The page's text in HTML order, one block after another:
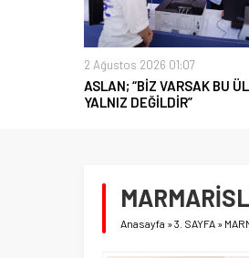
2 Ağustos 2026 01:07
ASLAN; “BİZ VARSAK BU
YALNIZ DEĞİLDİR”
Anasayfa »3. SAYFA »